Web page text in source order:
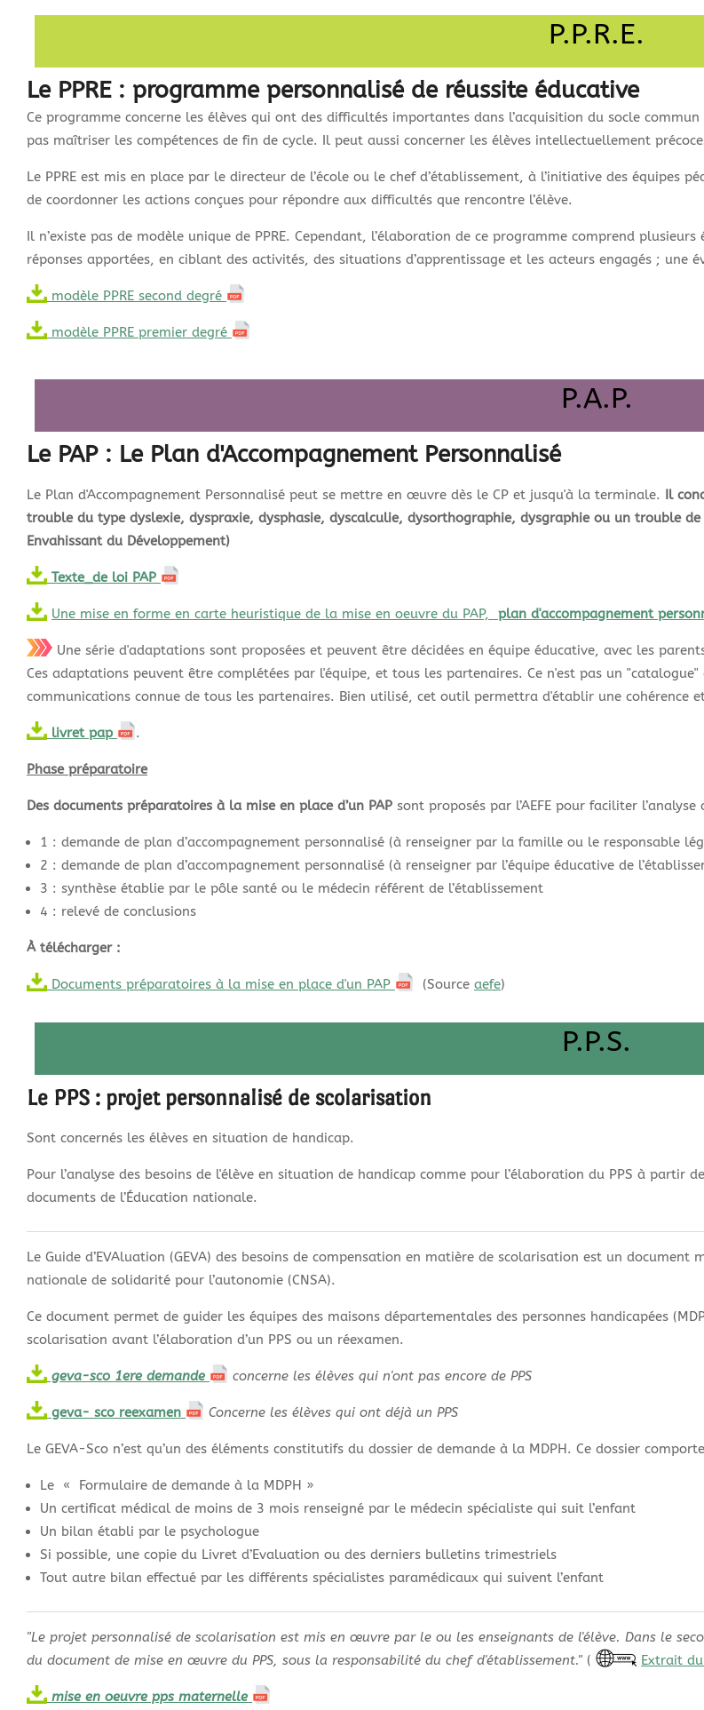
P.P.R.E.
Le PPRE : programme personnalisé de réussite éducative
Ce programme concerne les élèves qui ont des difficultés importantes dans l’acquisition du socle
pas maîtriser les compétences de fin de cycle. Il peut aussi concerner les élèves intellectuellement
Le PPRE est mis en place par le directeur de l’école ou le chef d’établissement, à l’initiative des
de coordonner les actions conçues pour répondre aux difficultés que rencontre l’élève.
Il n’existe pas de modèle unique de PPRE. Cependant, l’élaboration de ce programme comprend
réponses apportées, en ciblant des activités, des situations d’apprentissage et les acteurs engagés ; une
modèle PPRE second degré
modèle PPRE premier degré
P.A.P.
Le PAP : Le Plan d'Accompagnement Personnalisé
Le Plan d'Accompagnement Personnalisé peut se mettre en œuvre dès le CP et jusqu'à la terminale. Il
trouble du type dyslexie, dyspraxie, dysphasie, dyscalculie, dysorthographie, dysgraphie ou un trouble
Envahissant du Développement)
Texte_de loi PAP
Une mise en forme en carte heuristique de la mise en oeuvre du PAP, plan d'accompagnement
Une série d'adaptations sont proposées et peuvent être décidées en équipe éducative, avec les
Ces adaptations peuvent être complétées par l'équipe, et tous les partenaires. Ce n'est pas un
communications connue de tous les partenaires. Bien utilisé, cet outil permettra d'établir une cohérence
livret pap .
Phase préparatoire
Des documents préparatoires à la mise en place d’un PAP sont proposés par l’AEFE pour faciliter
1 : demande de plan d’accompagnement personnalisé (à renseigner par la famille ou le responsable
2 : demande de plan d’accompagnement personnalisé (à renseigner par l’équipe éducative de
3 : synthèse établie par le pôle santé ou le médecin référent de l’établissement
4 : relevé de conclusions
À télécharger :
Documents préparatoires à la mise en place d'un PAP (Source aefe)
P.P.S.
Le PPS : projet personnalisé de scolarisation
Sont concernés les élèves en situation de handicap.
Pour l’analyse des besoins de l'élève en situation de handicap comme pour l’élaboration du PPS à partir
documents de l’Éducation nationale.
Le Guide d’EVAluation (GEVA) des besoins de compensation en matière de scolarisation est un
nationale de solidarité pour l’autonomie (CNSA).
Ce document permet de guider les équipes des maisons départementales des personnes handicapées
scolarisation avant l’élaboration d’un PPS ou un réexamen.
geva-sco 1ere demande concerne les élèves qui n'ont pas encore de PPS
geva- sco reexamen Concerne les élèves qui ont déjà un PPS
Le GEVA-Sco n’est qu’un des éléments constitutifs du dossier de demande à la MDPH. Ce dossier
Le « Formulaire de demande à la MDPH »
Un certificat médical de moins de 3 mois renseigné par le médecin spécialiste qui suit l’enfant
Un bilan établi par le psychologue
Si possible, une copie du Livret d’Evaluation ou des derniers bulletins trimestriels
Tout autre bilan effectué par les différents spécialistes paramédicaux qui suivent l’enfant
"Le projet personnalisé de scolarisation est mis en œuvre par le ou les enseignants de l'élève. Dans le
du document de mise en œuvre du PPS, sous la responsabilité du chef d'établissement." ( Extrait
mise en oeuvre pps maternelle